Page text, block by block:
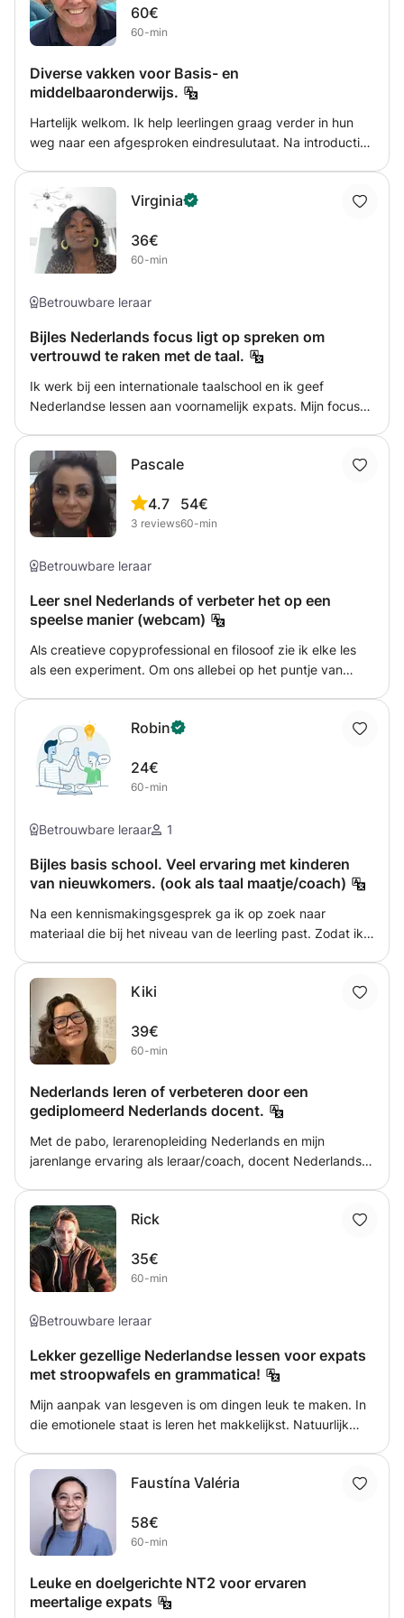
60€
60-min
Diverse vakken voor Basis- en
middelbaaronderwijs.
Hartelijk welkom. Ik help leerlingen graag verder in hun
weg naar een afgesproken eindresulutaat. Na introductie
knelpunten die aan de orde zijn.
Virginia
36€
60-min
Betrouwbare leraar
Bijles Nederlands focus ligt op spreken om
vertrouwd te raken met de taal.
Ik werk bij een internationale taalschool en ik geef
Nederlandse lessen aan voornamelijk expats. Mijn focus
oefenen daarom geef ik na afloop van de les huiswerk.
Door vooral te spreken en rollenspellen te doen haal ik
veel uit mijn leerlingen en krijgen ze meer vertrouwen in
het spreken van de taal.
Pascale
4.7
3 reviews
54€
60-min
Betrouwbare leraar
Leer snel Nederlands of verbeter het op een
speelse manier (webcam)
Als creatieve copyprofessional en filosoof zie ik elke les
als een experiment. Om ons allebei op het puntje van
behoeften. Voel je je verleid? Boek je eerste les en krijg er
één extra! Twijfels? Nederlands kan in het begin een
beetje gewelddadig aanvoelen voor een delicate mond.
Maar als je dat eenmaal door hebt, zal er een zee van
om jezelf te uiten. Om je te helpen die drempel te
persoonlijke passies en interesses, inclusief je specifieke
redenen om op dit moment in deze taal te spreken en/of
te schrijven. Twee kinderen van ongeveer hetzelfde
niveau kunnen één webcamles van minimaal een uur
extra online blijven, omdat de jongeren minimaal twee
pauzes van 5 minuten nodig hebben.
Robin
24€
60-min
Betrouwbare leraar 1
Bijles basis school. Veel ervaring met kinderen
van nieuwkomers. (ook als taal maatje/coach)
Na een kennismakingsgesprek ga ik op zoek naar
materiaal die bij het niveau van de leerling past. Zodat ik
manier van lesgeven leidt tot het beste resultaat.
Kiki
39€
60-min
Nederlands leren of verbeteren door een
gediplomeerd Nederlands docent.
Met de pabo, lerarenopleiding Nederlands en mijn
jarenlange ervaring als leraar/coach, docent Nederlands
Werkwoordspelling, Technisch lezen, Spreken en
gesprekken, Woordenschat. ~ With my primary teacher
training (PABO), Dutch teacher training, and my years of
experience as a teacher/coach, Dutch teacher, and NT2
Reading and listening comprehension, Spelling, Verb
conversations.
Rick
35€
60-min
Betrouwbare leraar
Lekker gezellige Nederlandse lessen voor expats
met stroopwafels en grammatica!
Mijn aanpak van lesgeven is om dingen leuk te maken. In
die emotionele staat is leren het makkelijkst. Natuurlijk
favoriete letter om uit te spreken; hopelijk klink jij
binnenkort ook als een espressomachine!
Faustína Valéria
58€
60-min
Leuke en doelgerichte NT2 voor ervaren
meertalige expats